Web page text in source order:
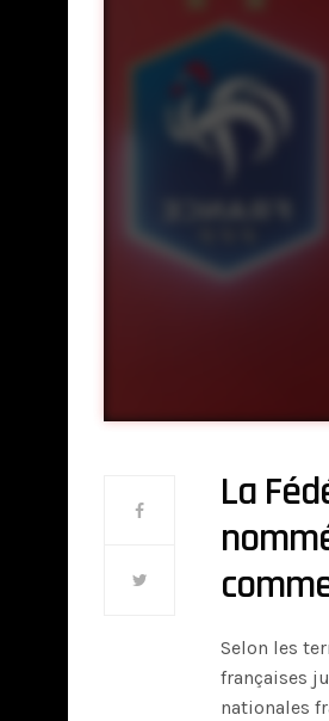
La
Selon les
françaises
nationales